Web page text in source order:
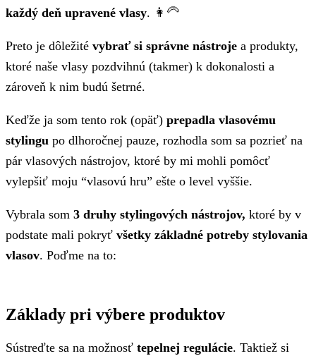
každý deň upravené vlasy. 👩‍🦳
Preto je dôležité vybrať si správne nástroje a produkty,
ktoré naše vlasy pozdvihnú (takmer) k dokonalosti a
zároveň k nim budú šetrné.
Keďže ja som tento rok (opäť) prepadla vlasovému
stylingu po dlhoročnej pauze, rozhodla som sa pozrieť na
pár vlasových nástrojov, ktoré by mi mohli pomôcť
vylepšiť moju “vlasovú hru” ešte o level vyššie.
Vybrala som 3 druhy stylingových nástrojov, ktoré by v
podstate mali pokryť všetky základné potreby stylovania
vlasov. Poďme na to:
Základy pri výbere produktov
Sústreďte sa na možnosť tepelnej regulácie. Taktiež si